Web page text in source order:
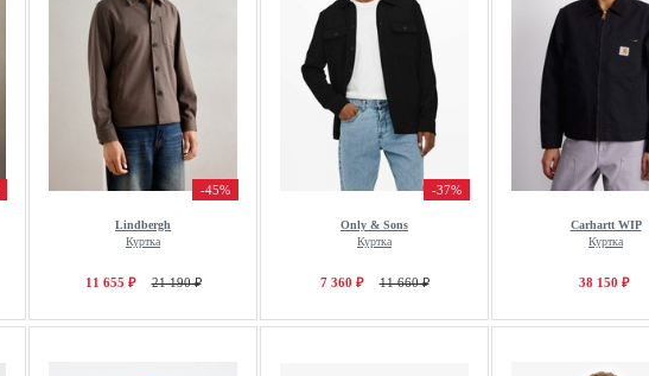
-45%
Lindbergh
Куртка
11 655 ₽ 21 190 ₽
-37%
Only & Sons
Куртка
7 360 ₽ 11 660 ₽
Carhartt WIP
Куртка
38 150 ₽